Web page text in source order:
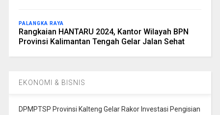
PALANGKA RAYA
Rangkaian HANTARU 2024, Kantor Wilayah BPN
Provinsi Kalimantan Tengah Gelar Jalan Sehat
EKONOMI & BISNIS
DPMPTSP Provinsi Kalteng Gelar Rakor Investasi Pengisian